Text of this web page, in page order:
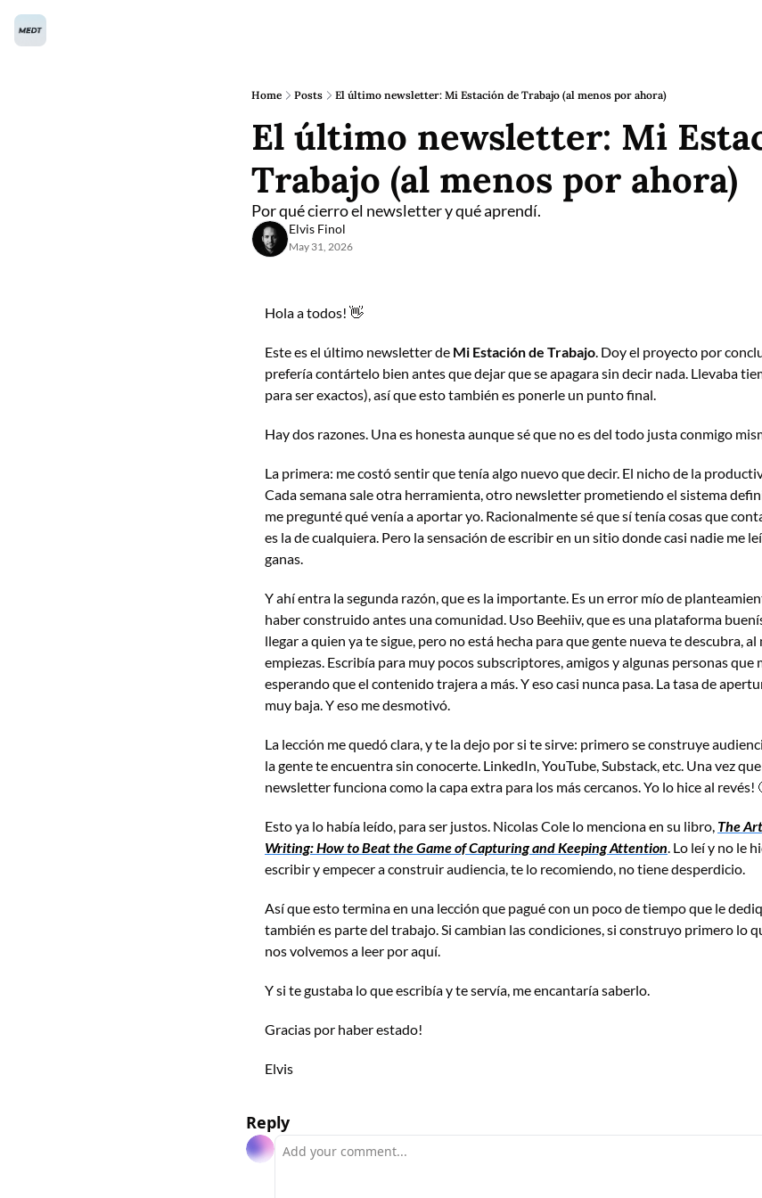
Home Posts El último newsletter: Mi Estación de Trabajo (al menos por ahora)
El último newsletter: Mi
Trabajo (al menos por ahora)
Por qué cierro el newsletter y qué aprendí.
Elvis Finol
May 31, 2026
Hola a todos! 👋
Este es el último newsletter de Mi Estación de Trabajo. Doy el proyecto por
prefería contártelo bien antes que dejar que se apagara sin decir nada. Llevaba
para ser exactos), así que esto también es ponerle un punto final.
Hay dos razones. Una es honesta aunque sé que no es del todo justa conmigo
La primera: me costó sentir que tenía algo nuevo que decir. El nicho de la
Cada semana sale otra herramienta, otro newsletter prometiendo el sistema
me pregunté qué venía a aportar yo. Racionalmente sé que sí tenía cosas que
es la de cualquiera. Pero la sensación de escribir en un sitio donde casi nadie me
ganas.
Y ahí entra la segunda razón, que es la importante. Es un error mío de
haber construido antes una comunidad. Uso Beehiiv, que es una plataforma
llegar a quien ya te sigue, pero no está hecha para que gente nueva te descubra,
empiezas. Escribía para muy pocos subscriptores, amigos y algunas personas que
esperando que el contenido trajera a más. Y eso casi nunca pasa. La tasa de
muy baja. Y eso me desmotivó.
La lección me quedó clara, y te la dejo por si te sirve: primero se construye
la gente te encuentra sin conocerte. LinkedIn, YouTube, Substack, etc. Una vez
newsletter funciona como la capa extra para los más cercanos. Yo lo hice al revés!
Esto ya lo había leído, para ser justos. Nicolas Cole lo menciona en su libro, The
Writing: How to Beat the Game of Capturing and Keeping Attention. Lo leí y no le
escribir y empecer a construir audiencia, te lo recomiendo, no tiene desperdicio.
Así que esto termina en una lección que pagué con un poco de tiempo que le
también es parte del trabajo. Si cambian las condiciones, si construyo primero lo
nos volvemos a leer por aquí.
Y si te gustaba lo que escribía y te servía, me encantaría saberlo.
Gracias por haber estado!
Elvis
Reply